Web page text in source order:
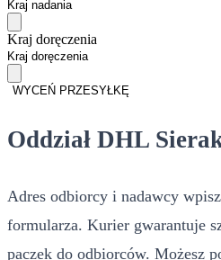
Kraj doręczenia
WYCEŃ PRZESYŁKĘ
Oddział DHL
Adres odbiorcy i nadawcy
formularza. Kurier gwarantuje
paczek do odbiorców. Możesz